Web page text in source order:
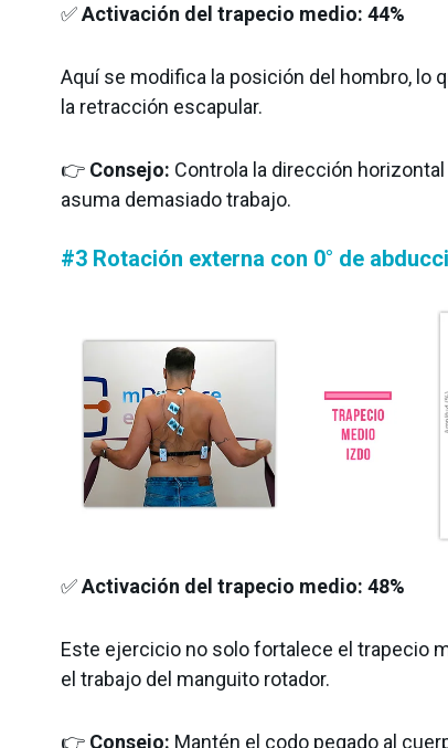
✅Activación del trapecio medio: 44%
Aquí se modifica la posición del hombro, lo
la retracción escapular.
👉 Consejo: Controla la dirección
asuma demasiado trabajo.
#3 Rotación externa con 0° de
✅Activación del trapecio medio: 48%
Este ejercicio no solo fortalece el trapecio
el trabajo del manguito rotador.
👉 Consejo: Mantén el codo pegado al